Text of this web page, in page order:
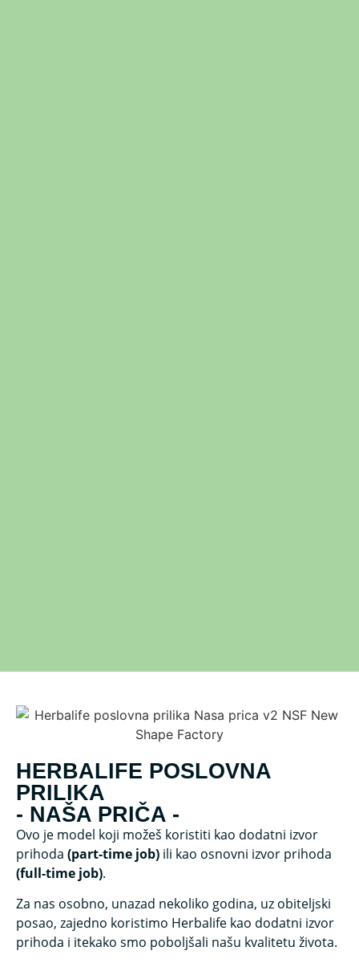
HERBALIFE POSLOVNA
PRILIKA
- NAŠA PRIČA -
Ovo je model koji možeš koristiti kao dodatni izvor
prihoda (part-time job) ili kao osnovni izvor prihoda
(full-time job).
Za nas osobno, unazad nekoliko godina, uz obiteljski
posao, zajedno koristimo Herbalife kao dodatni izvor
prihoda i itekako smo poboljšali našu kvalitetu života.